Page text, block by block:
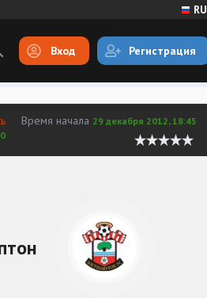
RU
Вход Регистрация
Время начала 29 декабря 2012, 18:45